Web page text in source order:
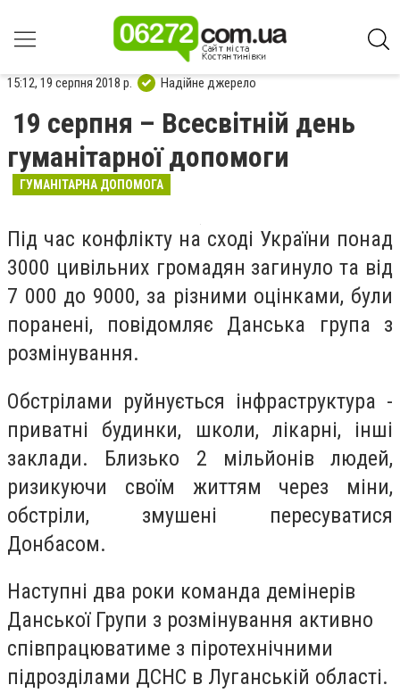
15:12, 19 серпня 2018 р. Надійне джерело
19 серпня – Всесвітній день
гуманітарної допомоги
ГУМАНІТАРНА ДОПОМОГА
Під час конфлікту на сході України понад
3000 цивільних громадян загинуло та від
7 000 до 9000, за різними оцінками, були
поранені, повідомляє Данська група з
розмінування.
Обстрілами руйнується інфраструктура -
приватні будинки, школи, лікарні, інші
заклади. Близько 2 мільйонів людей,
ризикуючи своїм життям через міни,
обстріли, змушені пересуватися
Донбасом.
Наступні два роки команда демінерів
Данської Групи з розмінування активно
співпрацюватиме з піротехнічними
підрозділами ДСНС в Луганській області.